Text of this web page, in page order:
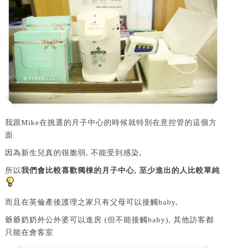
我跟Mike在挑選的月子中心的時候就特別在意控管的這個方
面
因為新生兒真的很脆弱, 不能受到感染,
所以我們會比較喜歡獨棟的月子中心, 至少進出的人比較單純
而且在英倫產後護理之家只有父母可以接觸baby,
爺爺奶奶外公外婆可以進房 (但不能接觸baby), 其他訪客都
只能在會客室